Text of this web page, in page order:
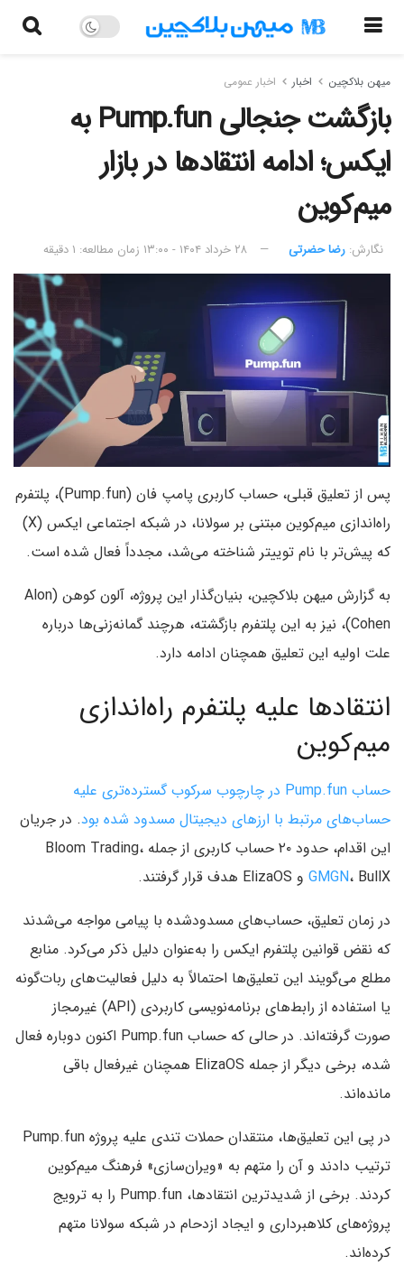
میهن بلاکچین اخبار اخبار عمومی
بازگشت جنجالی Pump.fun به
ایکس؛ ادامه انتقادها در بازار
میم‌کوین
نگارش:‌ رضا حضرتی ۲۸ خرداد ۱۴۰۴ - ۱۳:۰۰ زمان مطالعه: ۱ دقیقه
پس از تعلیق قبلی، حساب کاربری پامپ فان (Pump.fun)، پلتفرم
راه‌اندازی میم‌کوین مبتنی بر سولانا، در شبکه اجتماعی ایکس (X)
که پیش‌تر با نام توییتر شناخته می‌شد، مجدداً فعال شده است.
به گزارش میهن بلاکچین، بنیان‌گذار این پروژه، آلون کوهن (Alon
Cohen)، نیز به این پلتفرم بازگشته، هرچند گمانه‌زنی‌ها درباره
علت اولیه این تعلیق همچنان ادامه دارد.
انتقادها علیه پلتفرم راه‌اندازی
میم‌کوین
حساب Pump.fun در چارچوب سرکوب گسترده‌تری علیه
حساب‌های مرتبط با ارزهای دیجیتال مسدود شده بود. در جریان
این اقدام، حدود ۲۰ حساب کاربری از جمله Bloom Trading،
GMGN، BullX و ElizaOS هدف قرار گرفتند.
در زمان تعلیق، حساب‌های مسدودشده با پیامی مواجه می‌شدند
که نقض قوانین پلتفرم ایکس را به‌عنوان دلیل ذکر می‌کرد. منابع
مطلع می‌گویند این تعلیق‌ها احتمالاً به دلیل فعالیت‌های ربات‌گونه
یا استفاده از رابط‌های برنامه‌نویسی کاربردی (API) غیرمجاز
صورت گرفته‌اند. در حالی که حساب Pump.fun اکنون دوباره فعال
شده، برخی دیگر از جمله ElizaOS همچنان غیرفعال باقی
مانده‌اند.
در پی این تعلیق‌ها، منتقدان حملات تندی علیه پروژه Pump.fun
ترتیب دادند و آن را متهم به «ویران‌سازی» فرهنگ میم‌کوین
کردند. برخی از شدیدترین انتقادها، Pump.fun را به ترویج
پروژه‌های کلاهبرداری و ایجاد ازدحام در شبکه سولانا متهم
کرده‌اند.